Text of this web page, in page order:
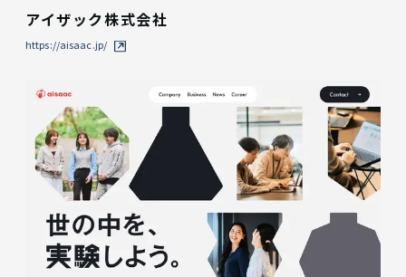
採用サイト
コーポレートサイト
オウンドメディア
ランディングページ
サービスサイト
Design
シンプルデザイン
クール・モダン
ナチュラル・温もり系
和風・ジャパニーズ
雑誌風・エディトリアル
イラスト
ミニマルデザイン
タイポグラフィ重視
グラデーション
高級感・ラグジュアリー
グリッドデザイン
フラットデザイン
モーション・アニメーション
テクスチャ・素材感
シングルページ
Color
色から探す
カラフル・多色
シルバー・銀色
ゴールド・金色
パープル・紫色
ブラウン・茶色
グリーン・緑色
ブルー・青色
イエロー・黄色
オレンジ・橙色
レッド・赤色
ピンク・桃色
グレー・灰色
ブラック・黒色
ホワイト・白色
ライトブルー・水色
ネイビー・紺色
Service
業種・職種から探す
ファッション・トレンド
デザイン・ブランディング
働き方・組織文化・価値観
生活・趣味
NPO・自治体・行政
銀行・金融・フィンテック
健康・フィットネス
車・バイク・乗り物
建築・不動産・空間デザイン
転職・求人
文化・伝統・アート
クリエイティブ・マーケティング
ペット・動物
美容・エステ
教育・子育て・スクール
レストラン・飲食・ウェディング
旅行・観光・ホテル・旅館
医療・介護・ヘルスケア
音楽・映像・エンタメ
IT・ツール・アプリ
農業・畜産・食品
製造・素材・化学
コンサルティング・投資
土木・建設・インフラ整備
デジタルマーケティング・広告
化粧品・美容製品
人材紹介・派遣
法律・会計・士業
製薬・バイオテクノロジー
アイザック株式会社
https://aisaac.jp/